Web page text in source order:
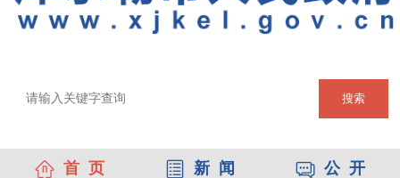
搜索
首 页 新 闻 公 开